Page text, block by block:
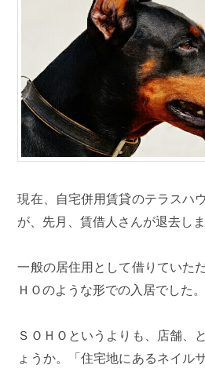
現在、自宅併用賃貸のテラスハ
が、先月、賃借人さんが退去しま
一般の居住用として借りていた
ＨＯのような形での入居でした。
ＳＯＨＯというよりも、店舗、
ょうか。「住宅地にあるネイル